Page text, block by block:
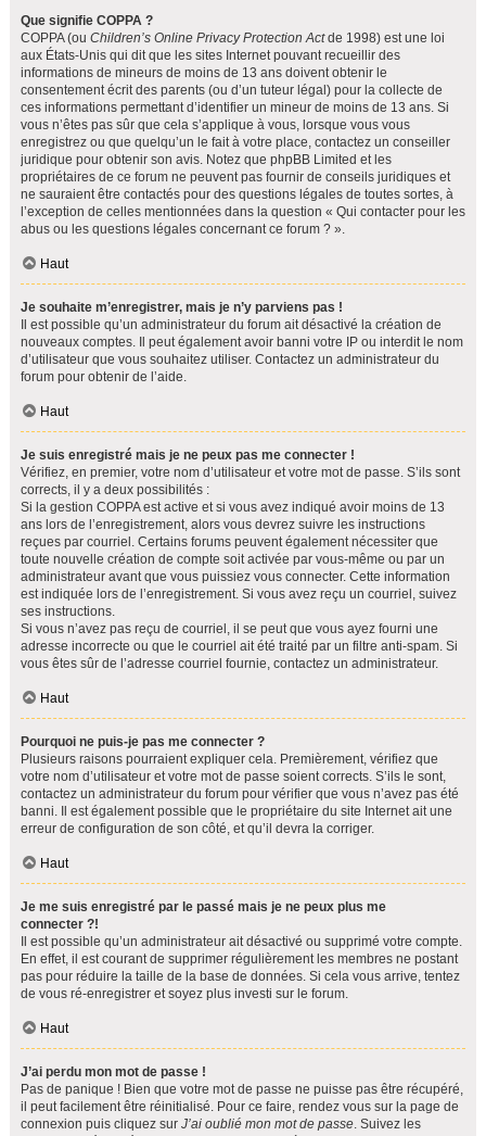
Que signifie COPPA ?
COPPA (ou Children’s Online Privacy Protection Actde 1998) est une loi
aux États-Unis qui dit que les sites Internet pouvant recueillir des
informations de mineurs de moins de 13 ans doivent obtenir le
consentement écrit des parents (ou d’un tuteur légal) pour la collecte de
ces informations permettant d’identifier un mineur de moins de 13 ans. Si
vous n’êtes pas sûr que cela s’applique à vous, lorsque vous vous
enregistrez ou que quelqu’un le fait à votre place, contactez un conseiller
juridique pour obtenir son avis. Notez que phpBB Limited et les
propriétaires de ce forum ne peuvent pas fournir de conseils juridiques et
ne sauraient être contactés pour des questions légales de toutes sortes, à
l’exception de celles mentionnées dans la question « Qui contacter pour les
abus ou les questions légales concernant ce forum ? ».
Haut
Je souhaite m’enregistrer, mais je n’y parviens pas !
Il est possible qu’un administrateur du forum ait désactivé la création de
nouveaux comptes. Il peut également avoir banni votre IP ou interdit le nom
d’utilisateur que vous souhaitez utiliser. Contactez un administrateur du
forum pour obtenir de l’aide.
Haut
Je suis enregistré mais je ne peux pas me connecter !
Vérifiez, en premier, votre nom d’utilisateur et votre mot de passe. S’ils sont
corrects, il y a deux possibilités :
Si la gestion COPPA est active et si vous avez indiqué avoir moins de 13
ans lors de l’enregistrement, alors vous devrez suivre les instructions
reçues par courriel. Certains forums peuvent également nécessiter que
toute nouvelle création de compte soit activée par vous-même ou par un
administrateur avant que vous puissiez vous connecter. Cette information
est indiquée lors de l’enregistrement. Si vous avez reçu un courriel, suivez
ses instructions.
Si vous n’avez pas reçu de courriel, il se peut que vous ayez fourni une
adresse incorrecte ou que le courriel ait été traité par un filtre anti-spam. Si
vous êtes sûr de l’adresse courriel fournie, contactez un administrateur.
Haut
Pourquoi ne puis-je pas me connecter ?
Plusieurs raisons pourraient expliquer cela. Premièrement, vérifiez que
votre nom d’utilisateur et votre mot de passe soient corrects. S’ils le sont,
contactez un administrateur du forum pour vérifier que vous n’avez pas été
banni. Il est également possible que le propriétaire du site Internet ait une
erreur de configuration de son côté, et qu’il devra la corriger.
Haut
Je me suis enregistré par le passé mais je ne peux plus me
connecter ?!
Il est possible qu’un administrateur ait désactivé ou supprimé votre compte.
En effet, il est courant de supprimer régulièrement les membres ne postant
pas pour réduire la taille de la base de données. Si cela vous arrive, tentez
de vous ré-enregistrer et soyez plus investi sur le forum.
Haut
J’ai perdu mon mot de passe !
Pas de panique ! Bien que votre mot de passe ne puisse pas être récupéré,
il peut facilement être réinitialisé. Pour ce faire, rendez vous sur la page de
connexion puis cliquez sur J’ai oublié mon mot de passe. Suivez les